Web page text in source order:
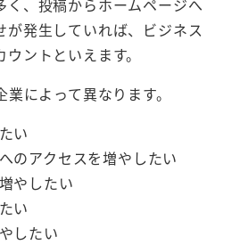
く、投稿からホームページへ
が発生していれば、ビジネス
ントといえます。
によって異なります。
い
のアクセスを増やしたい
やしたい
い
したい